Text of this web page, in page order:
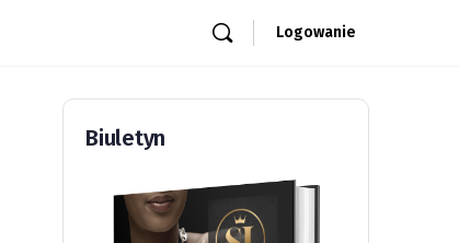
Logowanie
Biuletyn